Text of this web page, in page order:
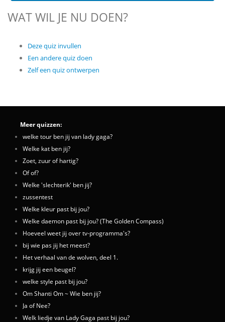
WAT WIL JE NU DOEN?
Deze quiz invullen
Een andere quiz doen
Zelf een quiz ontwerpen
Meer quizzen:
welke tour ben jij van lady gaga?
Welke kat ben jij?
Zoet, zuur of hartig?
Of of?
Welke 'slechterik' ben jij?
zussentest
Welke kleur past bij jou?
Welke daemon past bij jou? (The Golden Compass)
Hoeveel weet jij over tv-programma's?
bij wie pas jij het meest?
Het verhaal van de wolven, deel 1.
krijg jij een beugel?
welke style past bij jou?
Om Shanti Om ~ Wie ben jij?
Ja of Nee?
Welk liedje van Lady Gaga past bij jou?